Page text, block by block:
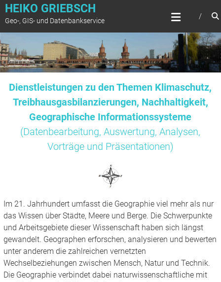
Zum
springen
HEIKO GRIEBSCH
Geo-, GIS- und Datenbankservice
Dienstleistungen zu den Themen Klimaschutz,
Treibhausgasbilanzierungen, Nachhaltigkeit,
Geographische Informationssysteme
(Datenbearbeitung, Auswertung, Analysen,
Vorträge und Präsentationen)
Im 21. Jahrhundert umfasst die Geographie viel mehr als nur
das Wissen über Städte, Meere und Berge. Die Schwerpunkte
und Arbeitsgebiete dieser Wissenschaft haben sich längst
gewandelt. Geographen erforschen, analysieren und bewerten
unter anderem die zahlreichen vernetzten
Wechselbeziehungen zwischen Mensch, Natur und Technik.
Die Geographie verbindet dabei naturwissenschaftliche mit